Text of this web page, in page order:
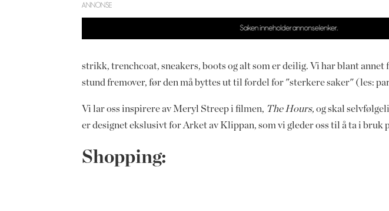
ANNONSE
strikk, trenchcoat, sneakers, boots og alt som er deilig. Vi har blant
stund fremover, før den må byttes ut til fordel for "sterkere saker" (les:
Vi lar oss inspirere av Meryl Streep i filmen, The Hours, og skal
er designet ekslusivt for Arket av Klippan, som vi gleder oss til å ta i bruk
Shopping: